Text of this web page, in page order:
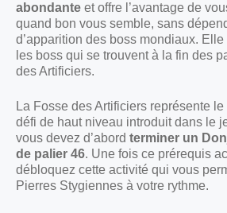
abondante et offre l’avantage de
quand bon vous semble, sans
d’apparition des boss mondiaux.
les boss qui se trouvent à la fin des
des Artificiers.
La Fosse des Artificiers représente
défi de haut niveau introduit dans le
vous devez d’abord terminer un
de palier 46. Une fois ce prérequis
débloquez cette activité qui vous
Pierres Stygiennes à votre rythme.